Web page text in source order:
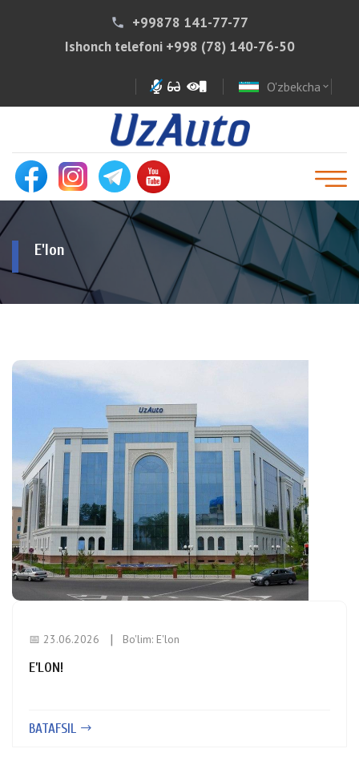
phone
+99878 141-77-77
Ishonch telefoni +998 (78) 140-76-50
O'zbekcha expand_more
E'lon
📅 23.06.2026 Bo'lim: E'lon
E’LON!
BATAFSIL